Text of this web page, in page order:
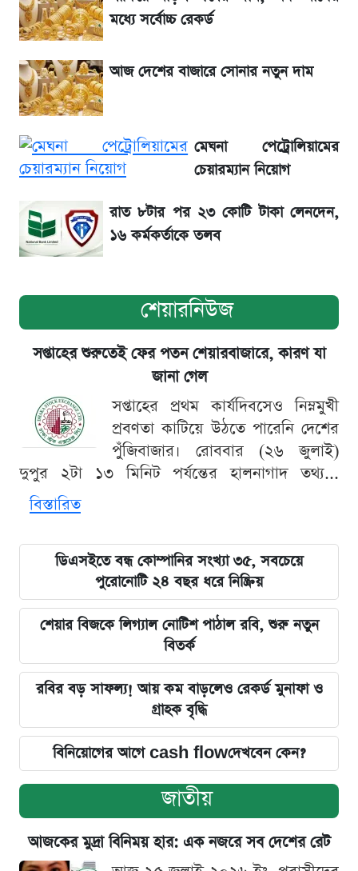
খবর
একদিনের ব্যবধানে আজকের সোনার দাম
ড. ইউনূস বনাম তারেক রহমান—তুলনায় যা বললেন
কাদের সিদ্দিকী
মধ্যে সর্বোচ্চ রেকর্ড
আজ দেশের বাজারে সোনার নতুন দাম
মেঘনা পেট্রোলিয়ামের
চেয়ারম্যান নিয়োগ
রাত ৮টার পর ২৩ কোটি টাকা লেনদেন,
১৬ কর্মকর্তাকে তলব
শেয়ারনিউজ
সপ্তাহের শুরুতেই ফের পতন শেয়ারবাজারে, কারণ যা
জানা গেল
সপ্তাহের প্রথম কার্যদিবসেও নিম্নমুখী
প্রবণতা কাটিয়ে উঠতে পারেনি দেশের
পুঁজিবাজার। রোববার (২৬ জুলাই)
দুপুর ২টা ১৩ মিনিট পর্যন্তের হালনাগাদ তথ্য...
বিস্তারিত
ডিএসইতে বন্ধ কোম্পানির সংখ্যা ৩৫, সবচেয়ে
পুরোনোটি ২৪ বছর ধরে নিষ্ক্রিয়
শেয়ার বিজকে লিগ্যাল নোটিশ পাঠাল রবি, শুরু নতুন
বিতর্ক
রবির বড় সাফল্য! আয় কম বাড়লেও রেকর্ড মুনাফা ও
গ্রাহক বৃদ্ধি
বিনিয়োগের আগে cash flowদেখবেন কেন?
জাতীয়
আজকের মুদ্রা বিনিময় হার: এক নজরে সব দেশের রেট